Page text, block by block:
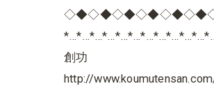
創功
http://